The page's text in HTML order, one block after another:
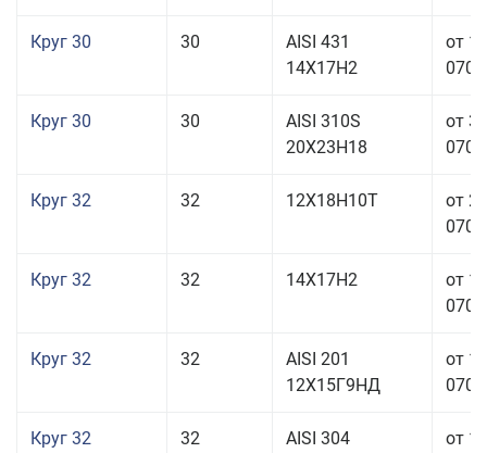
Круг 30 30
AISI 431
14Х17Н2
от
Круг 30 30
AISI 310S
20Х23Н18
от
Круг 32 32 12Х18Н10Т
от
Круг 32 32 14Х17Н2
от
Круг 32 32
AISI 201
12Х15Г9НД
от
Круг 32 32
AISI 304
от